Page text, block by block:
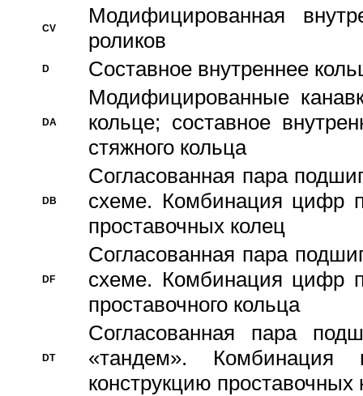
CV
Модифицированная
роликов
D Составное внутреннее
DA
Модифицированные
кольце; составное
стяжного кольца
DB
Согласованная пара
схеме. Комбинация цифр
проставочных колец
DF
Согласованная пара
схеме. Комбинация цифр
проставочного кольца
DT
Согласованная пара
«тандем».
конструкцию проставочных